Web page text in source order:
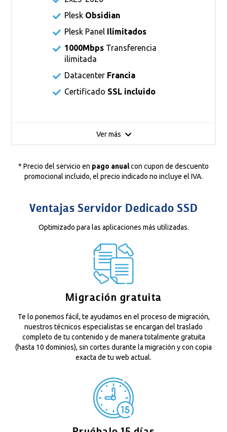
Plesk Obsidian
Plesk Panel Ilimitados
1000Mbps Transferencia
ilimitada
Datacenter Francia
Certificado SSL incluido
Ver más
* Precio del servicio en pago anualcon cupon de descuento
promocional incluido, el precio indicado no incluye el IVA.
Ventajas Servidor Dedicado SSD
Optimizado para las aplicaciones más utilizadas.
Migración gratuita
Te lo ponemos fácil, te ayudamos en el proceso de migración,
nuestros técnicos especialistas se encargan del traslado
completo de tu contenido y de manera totalmente gratuita
(hasta 10 dominios), sin cortes durante la migración y con copia
exacta de tu web actual.